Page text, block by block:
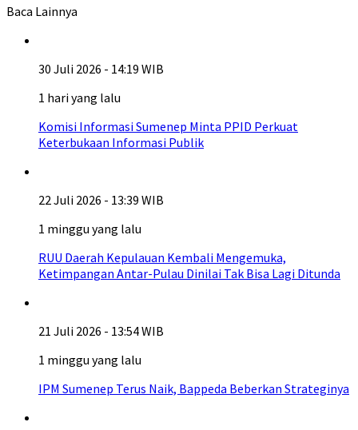
Baca Lainnya
30 Juli 2026 - 14:19 WIB
1 hari yang lalu
Komisi Informasi Sumenep Minta PPID Perkuat
Keterbukaan Informasi Publik
22 Juli 2026 - 13:39 WIB
1 minggu yang lalu
RUU Daerah Kepulauan Kembali Mengemuka,
Ketimpangan Antar-Pulau Dinilai Tak Bisa Lagi Ditunda
21 Juli 2026 - 13:54 WIB
1 minggu yang lalu
IPM Sumenep Terus Naik, Bappeda Beberkan Strateginya